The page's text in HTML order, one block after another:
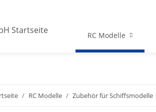
RC Modelle
RC Modelle Zubehör für Schiffsmodelle